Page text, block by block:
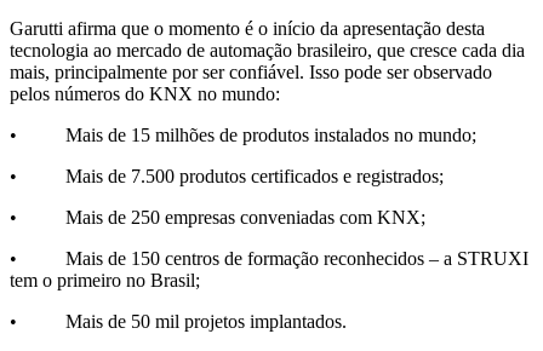
Garutti afirma que o momento é o início da apresentação desta
tecnologia ao mercado de automação brasileiro, que cresce cada dia
mais, principalmente por ser confiável. Isso pode ser observado
pelos números do KNX no mundo:
• Mais de 15 milhões de produtos instalados no mundo;
• Mais de 7.500 produtos certificados e registrados;
• Mais de 250 empresas conveniadas com KNX;
• Mais de 150 centros de formação reconhecidos – a STRUXI
tem o primeiro no Brasil;
• Mais de 50 mil projetos implantados.